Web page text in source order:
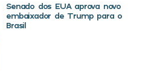
Senado dos EUA aprova novo
embaixador de Trump para o
Brasil